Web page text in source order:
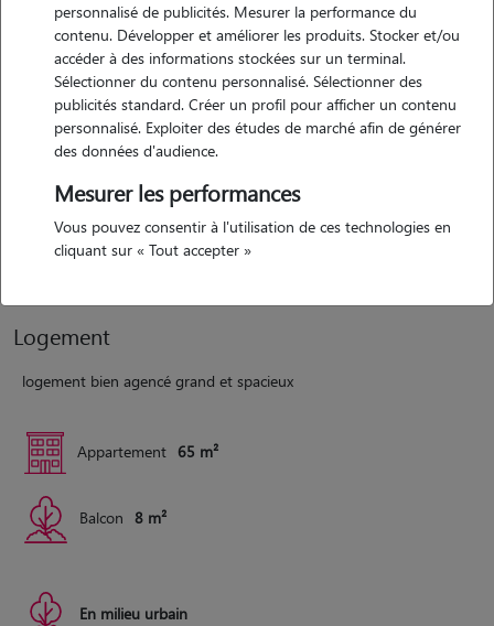
Expérience
j'ai l'habitude de m'occuper régulièrement du jack russell de ma
soeur, ainsi que des chats et oiseaux de ma famille lorsqu'ils partent
en déplacement. c'est toujours un plaisir pour moi de prendre soin
compagnie. je suis disponible pour me rendre à votre domicile et
m'assurer que vos compagnons sont heureux et bien entourés
pendant votre absence
Logement
logement bien agencé grand et spacieux
Appartement 65 m²
Balcon 8 m²
En milieu urbain
personnalisé de publicités. Mesurer la performance du
contenu. Développer et améliorer les produits. Stocker et/ou
accéder à des informations stockées sur un terminal.
Sélectionner du contenu personnalisé. Sélectionner des
publicités standard. Créer un profil pour afficher un contenu
personnalisé. Exploiter des études de marché afin de générer
des données d'audience.
Mesurer les performances
Vous pouvez consentir à l'utilisation de ces technologies en
cliquant sur « Tout accepter »